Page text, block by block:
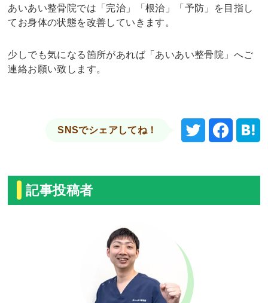
あいあい整骨院では「完治」「根治」「予防」を目指し
てお身体の状態を改善していきます。
少しでも気になる箇所があれば「あいあい整骨院」へご
連絡お願い致します。
SNSでシェアしてね！
記事投稿者